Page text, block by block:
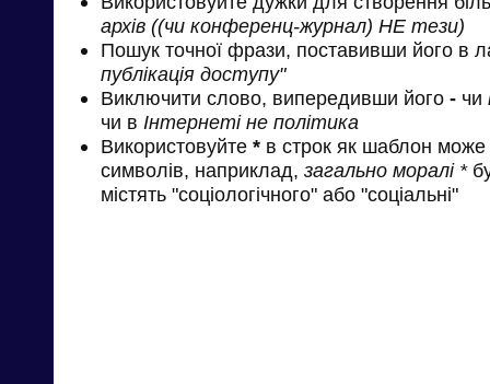
архів ((чи конференц-журнал) НЕ тези)
Пошук точної фрази, поставивши його в
публікація доступу"
Виключити слово, випередивши його - чи
чи в Інтернеті не політика
Використовуйте * в строк як шаблон може
символів, наприклад, загально моралі *
містять "соціологічного" або "соціальні"